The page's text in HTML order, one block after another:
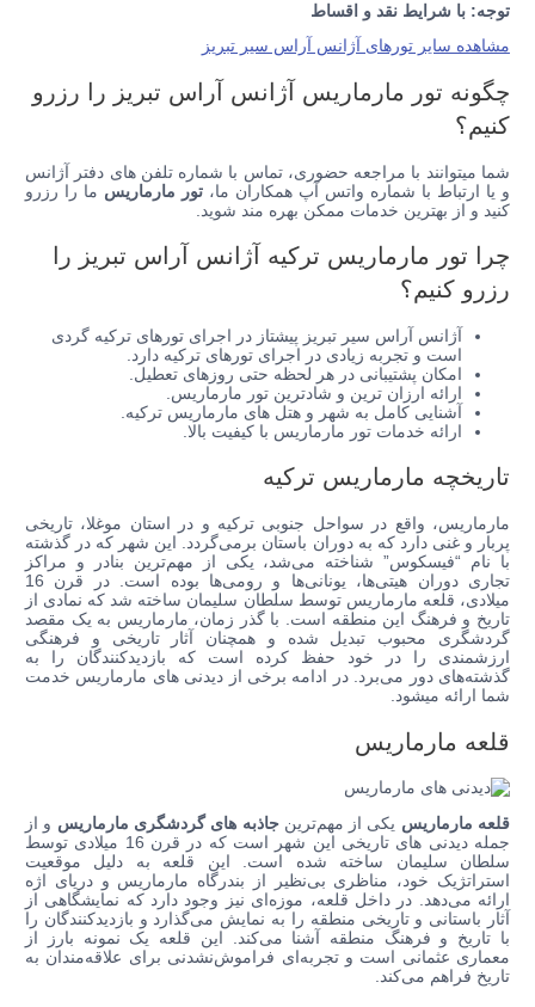
توجه: با شرایط نقد و اقساط
مشاهده سایر تورهای آژانس آراس سیر تبریز
چگونه تور مارماریس آژانس آراس تبریز را رزرو
کنیم؟
شما میتوانند با مراجعه حضوری، تماس با شماره تلفن های دفتر آژانس
و یا ارتباط با شماره واتس آپ همکاران ما، تور مارماریس ما را رزرو
کنید و از بهترین خدمات ممکن بهره مند شوید.
چرا تور مارماریس ترکیه آژانس آراس تبریز را
رزرو کنیم؟
آژانس آراس سیر تبریز پیشتاز در اجرای تورهای ترکیه گردی
است و تجربه زیادی در اجرای تورهای ترکیه دارد.
امکان پشتیبانی در هر لحظه حتی روزهای تعطیل.
ارائه ارزان ترین و شادترین تور مارماریس.
آشنایی کامل به شهر و هتل های مارماریس ترکیه.
ارائه خدمات تور مارماریس با کیفیت بالا.
تاریخچه مارماریس ترکیه
مارماریس، واقع در سواحل جنوبی ترکیه و در استان موغلا، تاریخی
پربار و غنی دارد که به دوران باستان برمی‌گردد. این شهر که در گذشته
با نام “فیسکوس” شناخته می‌شد، یکی از مهم‌ترین بنادر و مراکز
تجاری دوران هیتی‌ها، یونانی‌ها و رومی‌ها بوده است. در قرن 16
میلادی، قلعه مارماریس توسط سلطان سلیمان ساخته شد که نمادی از
تاریخ و فرهنگ این منطقه است. با گذر زمان، مارماریس به یک مقصد
گردشگری محبوب تبدیل شده و همچنان آثار تاریخی و فرهنگی
ارزشمندی را در خود حفظ کرده است که بازدیدکنندگان را به
گذشته‌های دور می‌برد. در ادامه برخی از دیدنی های مارماریس خدمت
شما ارائه میشود.
قلعه مارماریس
قلعه مارماریس یکی از مهم‌ترینجاذبه های گردشگری مارماریس و از
جمله دیدنی های تاریخی این شهر است که در قرن 16 میلادی توسط
سلطان سلیمان ساخته شده است. این قلعه به دلیل موقعیت
استراتژیک خود، مناظری بی‌نظیر از بندرگاه مارماریس و دریای اژه
ارائه می‌دهد. در داخل قلعه، موزه‌ای نیز وجود دارد که نمایشگاهی از
آثار باستانی و تاریخی منطقه را به نمایش می‌گذارد و بازدیدکنندگان را
با تاریخ و فرهنگ منطقه آشنا می‌کند. این قلعه یک نمونه بارز از
معماری عثمانی است و تجربه‌ای فراموش‌نشدنی برای علاقه‌مندان به
تاریخ فراهم می‌کند.